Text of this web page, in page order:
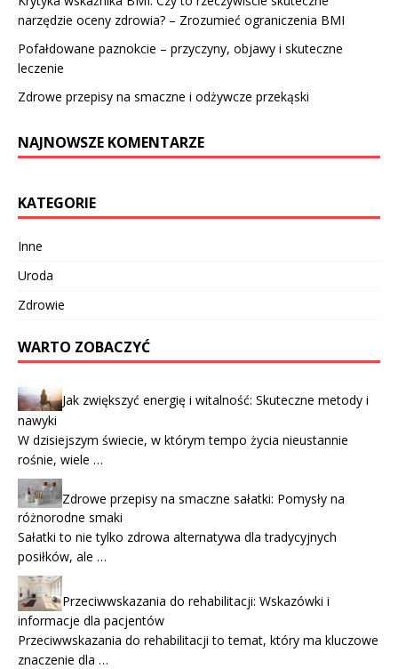
narzędzie oceny zdrowia? – Zrozumieć ograniczenia BMI
Pofałdowane paznokcie – przyczyny, objawy i skuteczne
leczenie
Zdrowe przepisy na smaczne i odżywcze przekąski
NAJNOWSZE KOMENTARZE
KATEGORIE
Inne
Uroda
Zdrowie
WARTO ZOBACZYĆ
Jak zwiększyć energię i witalność: Skuteczne metody i
nawyki
W dzisiejszym świecie, w którym tempo życia nieustannie
rośnie, wiele …
Zdrowe przepisy na smaczne sałatki: Pomysły na
różnorodne smaki
Sałatki to nie tylko zdrowa alternatywa dla tradycyjnych
posiłków, ale …
Przeciwwskazania do rehabilitacji: Wskazówki i
informacje dla pacjentów
Przeciwwskazania do rehabilitacji to temat, który ma kluczowe
znaczenie dla …